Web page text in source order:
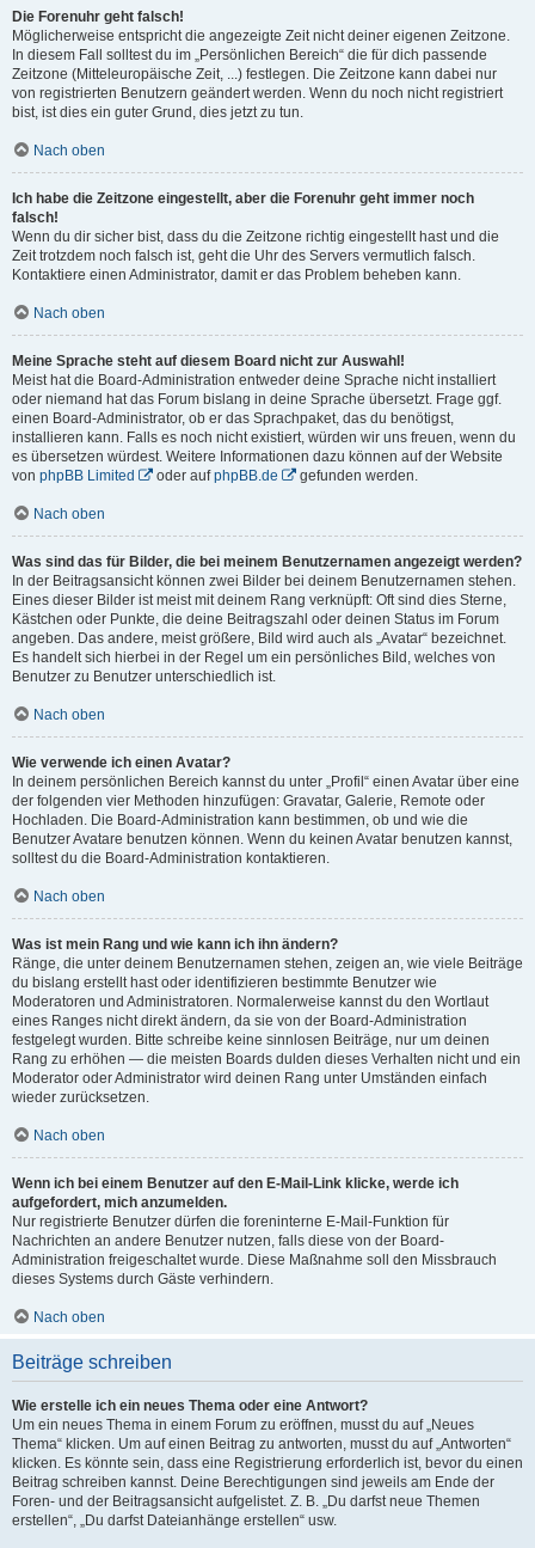
Die Forenuhr geht falsch!
Möglicherweise entspricht die angezeigte Zeit nicht deiner eigenen Zeitzone.
In diesem Fall solltest du im „Persönlichen Bereich“ die für dich passende
Zeitzone (Mitteleuropäische Zeit, ...) festlegen. Die Zeitzone kann dabei nur
von registrierten Benutzern geändert werden. Wenn du noch nicht registriert
bist, ist dies ein guter Grund, dies jetzt zu tun.
Nach oben
Ich habe die Zeitzone eingestellt, aber die Forenuhr geht immer noch
falsch!
Wenn du dir sicher bist, dass du die Zeitzone richtig eingestellt hast und die
Zeit trotzdem noch falsch ist, geht die Uhr des Servers vermutlich falsch.
Kontaktiere einen Administrator, damit er das Problem beheben kann.
Nach oben
Meine Sprache steht auf diesem Board nicht zur Auswahl!
Meist hat die Board-Administration entweder deine Sprache nicht installiert
oder niemand hat das Forum bislang in deine Sprache übersetzt. Frage ggf.
einen Board-Administrator, ob er das Sprachpaket, das du benötigst,
installieren kann. Falls es noch nicht existiert, würden wir uns freuen, wenn du
es übersetzen würdest. Weitere Informationen dazu können auf der Website
von phpBB Limited oder aufphpBB.de gefunden werden.
Nach oben
Was sind das für Bilder, die bei meinem Benutzernamen angezeigt werden?
In der Beitragsansicht können zwei Bilder bei deinem Benutzernamen stehen.
Eines dieser Bilder ist meist mit deinem Rang verknüpft: Oft sind dies Sterne,
Kästchen oder Punkte, die deine Beitragszahl oder deinen Status im Forum
angeben. Das andere, meist größere, Bild wird auch als „Avatar“ bezeichnet.
Es handelt sich hierbei in der Regel um ein persönliches Bild, welches von
Benutzer zu Benutzer unterschiedlich ist.
Nach oben
Wie verwende ich einen Avatar?
In deinem persönlichen Bereich kannst du unter „Profil“ einen Avatar über eine
der folgenden vier Methoden hinzufügen: Gravatar, Galerie, Remote oder
Hochladen. Die Board-Administration kann bestimmen, ob und wie die
Benutzer Avatare benutzen können. Wenn du keinen Avatar benutzen kannst,
solltest du die Board-Administration kontaktieren.
Nach oben
Was ist mein Rang und wie kann ich ihn ändern?
Ränge, die unter deinem Benutzernamen stehen, zeigen an, wie viele Beiträge
du bislang erstellt hast oder identifizieren bestimmte Benutzer wie
Moderatoren und Administratoren. Normalerweise kannst du den Wortlaut
eines Ranges nicht direkt ändern, da sie von der Board-Administration
festgelegt wurden. Bitte schreibe keine sinnlosen Beiträge, nur um deinen
Rang zu erhöhen — die meisten Boards dulden dieses Verhalten nicht und ein
Moderator oder Administrator wird deinen Rang unter Umständen einfach
wieder zurücksetzen.
Nach oben
Wenn ich bei einem Benutzer auf den E-Mail-Link klicke, werde ich
aufgefordert, mich anzumelden.
Nur registrierte Benutzer dürfen die foreninterne E-Mail-Funktion für
Nachrichten an andere Benutzer nutzen, falls diese von der Board-
Administration freigeschaltet wurde. Diese Maßnahme soll den Missbrauch
dieses Systems durch Gäste verhindern.
Nach oben
Beiträge schreiben
Wie erstelle ich ein neues Thema oder eine Antwort?
Um ein neues Thema in einem Forum zu eröffnen, musst du auf „Neues
Thema“ klicken. Um auf einen Beitrag zu antworten, musst du auf „Antworten“
klicken. Es könnte sein, dass eine Registrierung erforderlich ist, bevor du einen
Beitrag schreiben kannst. Deine Berechtigungen sind jeweils am Ende der
Foren- und der Beitragsansicht aufgelistet. Z. B. „Du darfst neue Themen
erstellen“, „Du darfst Dateianhänge erstellen“ usw.